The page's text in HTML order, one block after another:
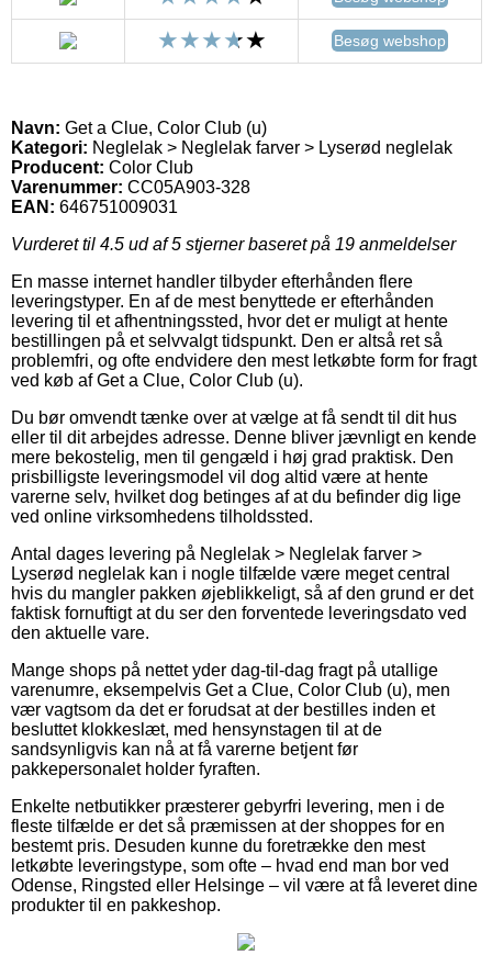
Besøg webshop
Navn: Get a Clue, Color Club (u)
Kategori: Neglelak > Neglelak farver > Lyserød neglelak
Producent: Color Club
Varenummer: CC05A903-328
EAN: 646751009031
Vurderet til 4.5 ud af 5 stjerner baseret på 19 anmeldelser
En masse internet handler tilbyder efterhånden flere
leveringstyper. En af de mest benyttede er efterhånden
levering til et afhentningssted, hvor det er muligt at hente
bestillingen på et selvvalgt tidspunkt. Den er altså ret så
problemfri, og ofte endvidere den mest letkøbte form for fragt
ved køb af Get a Clue, Color Club (u).
Du bør omvendt tænke over at vælge at få sendt til dit hus
eller til dit arbejdes adresse. Denne bliver jævnligt en kende
mere bekostelig, men til gengæld i høj grad praktisk. Den
prisbilligste leveringsmodel vil dog altid være at hente
varerne selv, hvilket dog betinges af at du befinder dig lige
ved online virksomhedens tilholdssted.
Antal dages levering på Neglelak > Neglelak farver >
Lyserød neglelak kan i nogle tilfælde være meget central
hvis du mangler pakken øjeblikkeligt, så af den grund er det
faktisk fornuftigt at du ser den forventede leveringsdato ved
den aktuelle vare.
Mange shops på nettet yder dag-til-dag fragt på utallige
varenumre, eksempelvis Get a Clue, Color Club (u), men
vær vagtsom da det er forudsat at der bestilles inden et
besluttet klokkeslæt, med hensynstagen til at de
sandsynligvis kan nå at få varerne betjent før
pakkepersonalet holder fyraften.
Enkelte netbutikker præsterer gebyrfri levering, men i de
fleste tilfælde er det så præmissen at der shoppes for en
bestemt pris. Desuden kunne du foretrække den mest
letkøbte leveringstype, som ofte – hvad end man bor ved
Odense, Ringsted eller Helsinge – vil være at få leveret dine
produkter til en pakkeshop.